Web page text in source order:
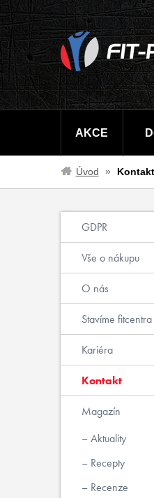
AKCE
Úvod Kontakt
GDPR
Vše o nákupu
O nás
Stavíme fitcentra
Kariéra
Kontakt
Magazín
Aktuality
Recepty
Recenze